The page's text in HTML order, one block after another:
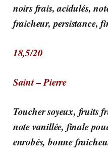
noirs frais, acidulés,
fraicheur, persistance,
18,5/20
Saint – Pierre
Toucher soyeux, fruits
note vanillée, finale
enrobés, bonne